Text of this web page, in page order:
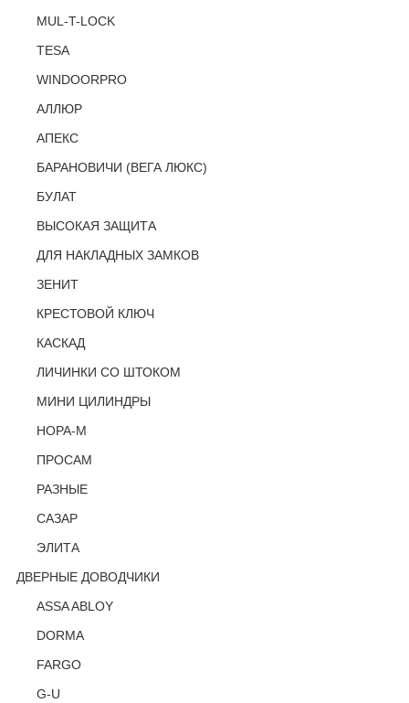
MUL-T-LOCK
TESA
WINDOORPRO
АЛЛЮР
АПЕКС
БАРАНОВИЧИ (ВЕГА ЛЮКС)
БУЛАТ
ВЫСОКАЯ ЗАЩИТА
ДЛЯ НАКЛАДНЫХ ЗАМКОВ
ЗЕНИТ
КРЕСТОВОЙ КЛЮЧ
КАСКАД
ЛИЧИНКИ СО ШТОКОМ
МИНИ ЦИЛИНДРЫ
НОРА-М
ПРОСАМ
РАЗНЫЕ
САЗАР
ЭЛИТА
ДВЕРНЫЕ ДОВОДЧИКИ
ASSA ABLOY
DORMA
FARGO
G-U